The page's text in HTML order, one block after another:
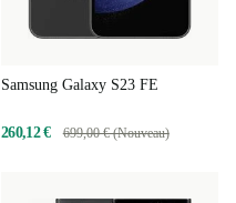
Samsung Galaxy S23 FE
260,12 € 699,00 € (Nouveau)